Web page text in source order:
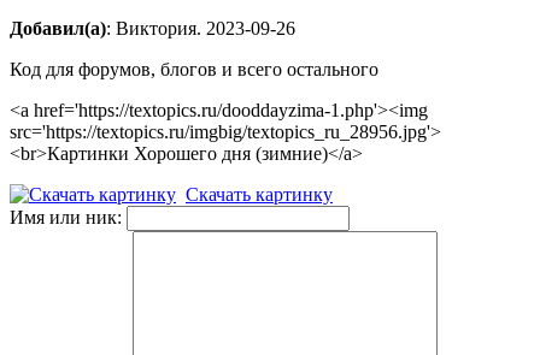
Добавил(а): Виктория. 2023-09-26
Код для форумов, блогов и всего остального
<a href='https://textopics.ru/dooddayzima-1.php'><img
src='https://textopics.ru/imgbig/textopics_ru_28956.jpg'>
<br>Картинки Хорошего дня (зимние)</a>
Скачать картинку
Имя или ник: